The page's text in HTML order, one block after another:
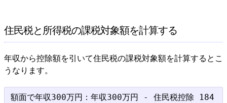
住民税と所得税の課税対象額を計算する
年収から控除額を引いて住民税の課税対象額を計算するとこ
うなります。
額面で年収300万円：年収300万円 - 住民税控除 184